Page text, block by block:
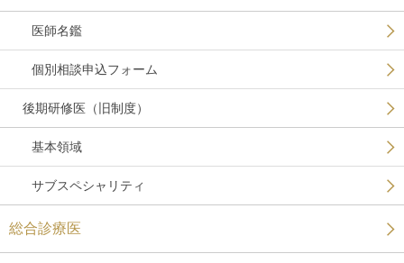
医師名鑑
個別相談申込フォーム
後期研修医（旧制度）
基本領域
サブスペシャリティ
総合診療医